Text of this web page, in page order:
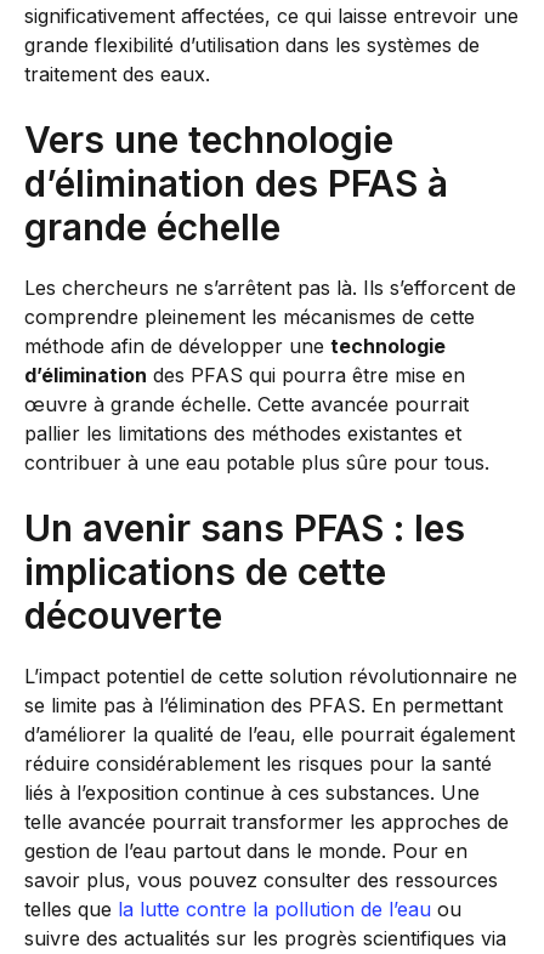
significativement affectées, ce qui laisse entrevoir une
grande flexibilité d’utilisation dans les systèmes de
traitement des eaux.
Vers une technologie
d’élimination des PFAS à
grande échelle
Les chercheurs ne s’arrêtent pas là. Ils s’efforcent de
comprendre pleinement les mécanismes de cette
méthode afin de développer une technologie
d’élimination des PFAS qui pourra être mise en
œuvre à grande échelle. Cette avancée pourrait
pallier les limitations des méthodes existantes et
contribuer à une eau potable plus sûre pour tous.
Un avenir sans PFAS : les
implications de cette
découverte
L’impact potentiel de cette solution révolutionnaire ne
se limite pas à l’élimination des PFAS. En permettant
d’améliorer la qualité de l’eau, elle pourrait également
réduire considérablement les risques pour la santé
liés à l’exposition continue à ces substances. Une
telle avancée pourrait transformer les approches de
gestion de l’eau partout dans le monde. Pour en
savoir plus, vous pouvez consulter des ressources
telles que la lutte contre la pollution de l’eau ou
suivre des actualités sur les progrès scientifiques via